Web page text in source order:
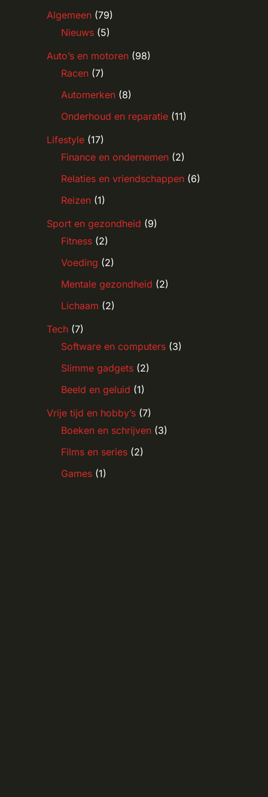
Algemeen (79)
Nieuws (5)
Auto’s en motoren (98)
Racen (7)
Automerken (8)
Onderhoud en reparatie (11)
Lifestyle (17)
Finance en ondernemen (2)
Relaties en vriendschappen (6)
Reizen (1)
Sport en gezondheid (9)
Fitness (2)
Voeding (2)
Mentale gezondheid (2)
Lichaam (2)
Tech (7)
Software en computers (3)
Slimme gadgets (2)
Beeld en geluid (1)
Vrije tijd en hobby’s (7)
Boeken en schrijven (3)
Films en series (2)
Games (1)